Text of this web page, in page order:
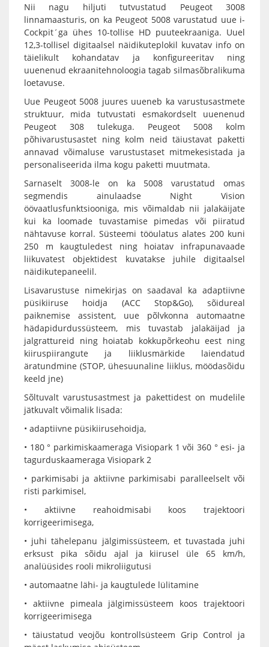
Nii nagu hiljuti tutvustatud Peugeot 3008
linnamaasturis, on ka Peugeot 5008 varustatud uue i-
Cockpit´ga ühes 10-tollise HD puuteekraaniga. Uuel
12,3-tollisel digitaalsel näidikuteplokil kuvatav info on
täielikult kohandatav ja konfigureeritav ning
uuenenud ekraanitehnoloogia tagab silmasõbralikuma
loetavuse.
Uue Peugeot 5008 juures uueneb ka varustusastmete
struktuur, mida tutvustati esmakordselt uuenenud
Peugeot 308 tulekuga. Peugeot 5008 kolm
põhivarustusastet ning kolm neid täiustavat paketti
annavad võimaluse varustustaset mitmekesistada ja
personaliseerida ilma kogu paketti muutmata.
Sarnaselt 3008-le on ka 5008 varustatud omas
segmendis ainulaadse Night Vision
öövaatlusfunktsiooniga, mis võimaldab nii jalakäijate
kui ka loomade tuvastamise pimedas või piiratud
nähtavuse korral. Süsteemi tööulatus alates 200 kuni
250 m kaugtuledest ning hoiatav infrapunavaade
liikuvatest objektidest kuvatakse juhile digitaalsel
näidikutepaneelil.
Lisavarustuse nimekirjas on saadaval ka adaptiivne
püsikiiruse hoidja (ACC Stop&Go), sõidureal
paiknemise assistent, uue põlvkonna automaatne
hädapidurdussüsteem, mis tuvastab jalakäijad ja
jalgrattureid ning hoiatab kokkupõrkeohu eest ning
kiiruspiirangute ja liiklusmärkide laiendatud
äratundmine (STOP, ühesuunaline liiklus, möödasõidu
keeld jne)
Sõltuvalt varustusastmest ja pakettidest on mudelile
jätkuvalt võimalik lisada:
• adaptiivne püsikiirusehoidja,
• 180 ° parkimiskaameraga Visiopark 1 või 360 ° esi- ja
tagurduskaameraga Visiopark 2
• parkimisabi ja aktiivne parkimisabi paralleelselt või
risti parkimisel,
• aktiivne reahoidmisabi koos trajektoori
korrigeerimisega,
• juhi tähelepanu jälgimissüsteem, et tuvastada juhi
erksust pika sõidu ajal ja kiirusel üle 65 km/h,
analüüsides rooli mikroliigutusi
• automaatne lähi- ja kaugtulede lülitamine
• aktiivne pimeala jälgimissüsteem koos trajektoori
korrigeerimisega
• täiustatud veojõu kontrollsüsteem Grip Control ja